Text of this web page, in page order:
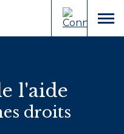
l'aide
droits
site.